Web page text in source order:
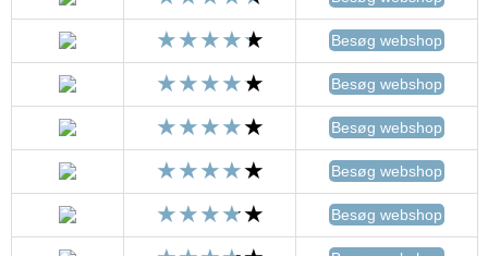
Besøg webshop
Besøg webshop
Besøg webshop
Besøg webshop
Besøg webshop